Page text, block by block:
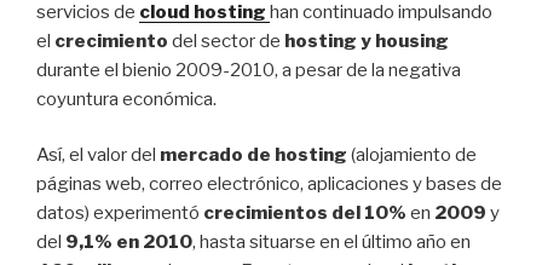
servicios de cloud hosting han continuado impulsando
el crecimiento del sector de hosting y housing
durante el bienio 2009-2010, a pesar de la negativa
coyuntura económica.
Así, el valor del mercado de hosting (alojamiento de
páginas web, correo electrónico, aplicaciones y bases de
datos) experimentó crecimientos del 10% en 2009 y
del 9,1% en 2010, hasta situarse en el último año en